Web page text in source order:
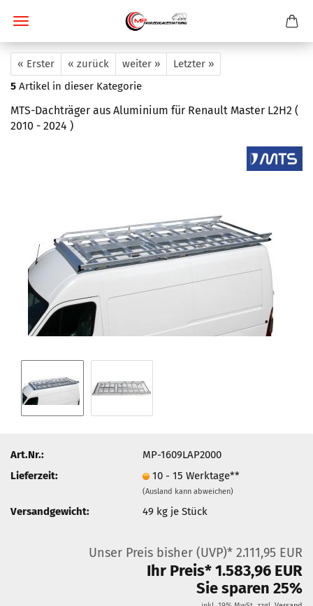
« Erster « zurück weiter »
Letzter »
5 Artikel in dieser Kategorie
MTS-Dachträger aus Aluminium für Renault Master L2H2 (
2010 - 2024 )
Art.Nr.:
MP-1609LAP2000
Lieferzeit:
10 - 15 Werktage**
(Ausland kann abweichen)
Versandgewicht: 49 kg je Stück
Unser Preis bisher (UVP)* 2.111,95 EUR
Ihr Preis* 1.583,96 EUR
Sie sparen 25%